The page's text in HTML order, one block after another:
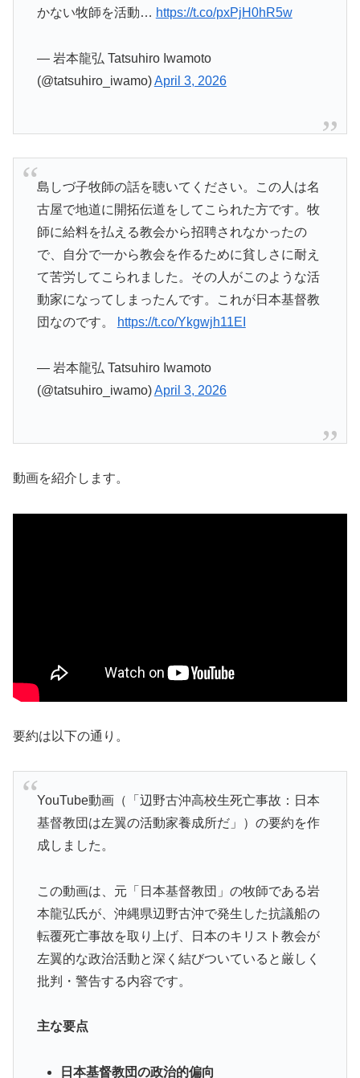
かない牧師を活動… https://t.co/pxPjH0hR5w
— 岩本龍弘 Tatsuhiro Iwamoto
(@tatsuhiro_iwamo)April 3, 2026
島しづ子牧師の話を聴いてください。この人は名
古屋で地道に開拓伝道をしてこられた方です。牧
師に給料を払える教会から招聘されなかったの
で、自分で一から教会を作るために貧しさに耐え
て苦労してこられました。その人がこのような活
動家になってしまったんです。これが日本基督教
団なのです。
https://t.co/Ykgwjh11EI
— 岩本龍弘 Tatsuhiro Iwamoto
(@tatsuhiro_iwamo)April 3, 2026
動画を紹介します。
要約は以下の通り。
YouTube動画（「辺野古沖高校生死亡事故：日本
基督教団は左翼の活動家養成所だ」）の要約を作
成しました。
この動画は、元「日本基督教団」の牧師である岩
本龍弘氏が、沖縄県辺野古沖で発生した抗議船の
転覆死亡事故を取り上げ、日本のキリスト教会が
左翼的な政治活動と深く結びついていると厳しく
批判・警告する内容です。
主な要点
日本基督教団の政治的偏向